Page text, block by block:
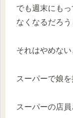
でも週末にも
なくなるだろう
それはやめない
スーパーで娘
スーパーの店